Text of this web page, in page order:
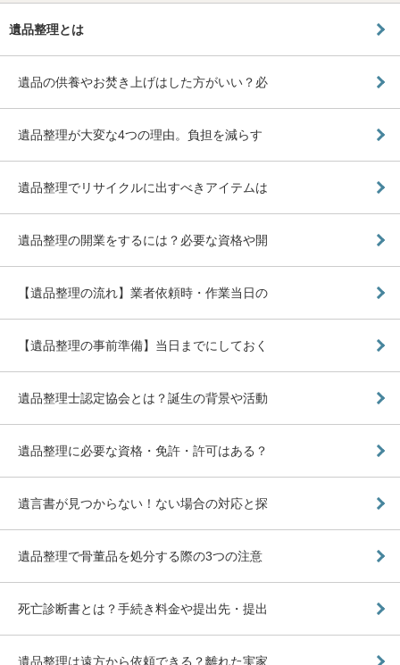
遺品整理とは
遺品の供養やお焚き上げはした方がいい？必
遺品整理が大変な4つの理由。負担を減らす
遺品整理でリサイクルに出すべきアイテムは
遺品整理の開業をするには？必要な資格や開
【遺品整理の流れ】業者依頼時・作業当日の
【遺品整理の事前準備】当日までにしておく
遺品整理士認定協会とは？誕生の背景や活動
遺品整理に必要な資格・免許・許可はある？
遺言書が見つからない！ない場合の対応と探
遺品整理で骨董品を処分する際の3つの注意
死亡診断書とは？手続き料金や提出先・提出
遺品整理は遠方から依頼できる？離れた実家